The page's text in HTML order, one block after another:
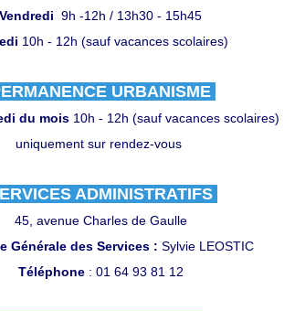
Vendredi 9h -12h / 13h30 - 15h45
10h - 12h (sauf vacances scolaires)
URBANISME
du mois 10h - 12h (sauf vacances scolaires)
uniquement sur rendez-vous
ADMINISTRATIFS
45, avenue Charles de Gaulle
Générale des Services : Sylvie LEOSTIC
Téléphone : 01 64 93 81 12